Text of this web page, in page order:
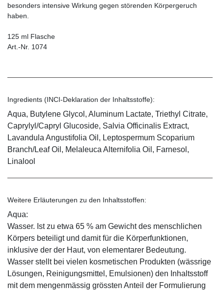
besonders intensive Wirkung gegen störenden Körpergeruch
haben.
125 ml Flasche
Art.-Nr. 1074
Ingredients (INCI-Deklaration der Inhaltsstoffe):
Aqua, Butylene Glycol, Aluminum Lactate, Triethyl Citrate,
Caprylyl/Capryl Glucoside, Salvia Officinalis Extract,
Lavandula Angustifolia Oil, Leptospermum Scoparium
Branch/Leaf Oil, Melaleuca Alternifolia Oil, Farnesol,
Linalool
Weitere Erläuterungen zu den Inhaltsstoffen:
Aqua:
Wasser. Ist zu etwa 65 % am Gewicht des menschlichen
Körpers beteiligt und damit für die Körperfunktionen,
inklusive der der Haut, von elementarer Bedeutung.
Wasser stellt bei vielen kosmetischen Produkten (wässrige
Lösungen, Reinigungsmittel, Emulsionen) den Inhaltsstoff
mit dem mengenmässig grössten Anteil der Formulierung